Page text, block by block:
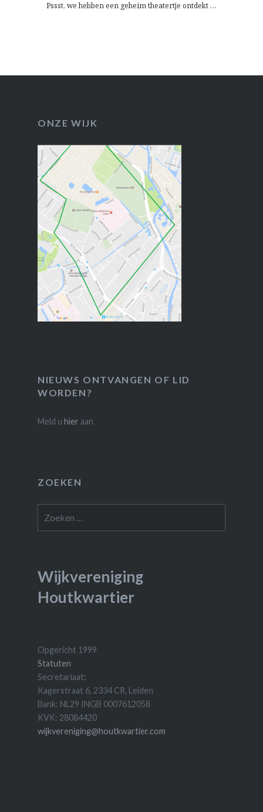
Pssst, we hebben een geheim theatertje ontdekt …
ONZE WIJK
NIEUWS ONTVANGEN OF LID
WORDEN?
Meld u hier aan
ZOEKEN
naar:
Wijkvereniging
Houtkwartier
Opgericht 1999
Statuten
Secretariaat:
Kagerstraat 6, 2334 CR, Leiden
Bank: NL29 INGB 0007612058
KVK: 28084420
wijkvereniging@houtkwartier.com